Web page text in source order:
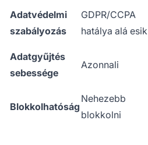
Adatvédelmi
szabályozás
GDPR/CCPA
hatálya alá esik
Adatgyűjtés
sebessége
Azonnali
Blokkolhatóság
Nehezebb
blokkolni